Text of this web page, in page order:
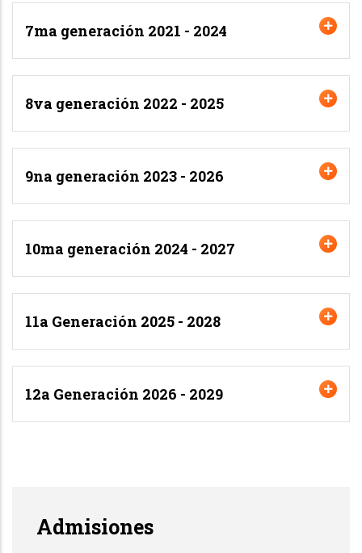
7ma generación 2021 - 2024
8va generación 2022 - 2025
9na generación 2023 - 2026
10ma generación 2024 - 2027
11a Generación 2025 - 2028
12a Generación 2026 - 2029
Admisiones